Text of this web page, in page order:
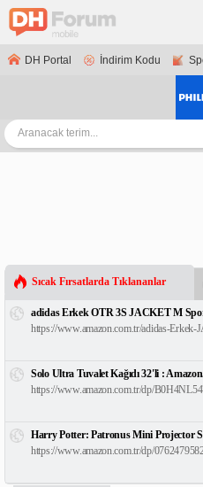
DH Portal İndirim Kodu
Sıcak Fırsatlarda Tıklananlar
adidas Erkek OTR 3S JACKET M
https://www.amazon.com.tr/adidas-Erkek-
Solo Ultra Tuvalet Kağıdı 32'li :
https://www.amazon.com.tr/dp/
Harry Potter: Patronus Mini Projector
https://www.amazon.com.tr/dp/0762479582